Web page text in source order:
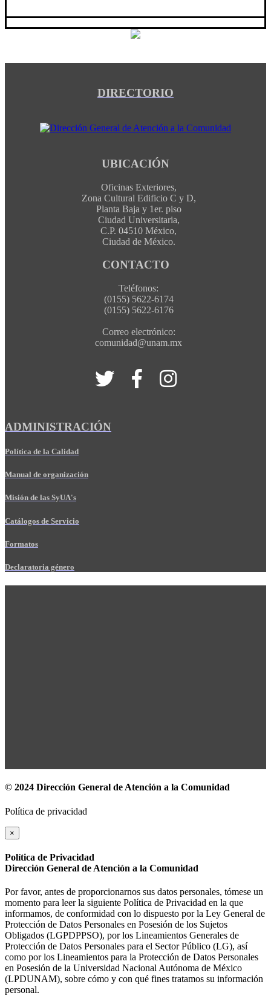
DIRECTORIO
UBICACIÓN
Oficinas Exteriores,
Zona Cultural Edificio C y D,
Planta Baja y 1er. piso
Ciudad Universitaria,
C.P. 04510 México,
Ciudad de México.
CONTACTO
Teléfonos:
(0155) 5622-6174
(0155) 5622-6176
Correo electrónico:
comunidad@unam.mx
ADMINISTRACIÓN
Política de la Calidad
Manual de organización
Misión de las SyUA's
Catálogos de Servicio
Formatos
Declaratoria género
© 2024 Dirección General de Atención a la Comunidad
Política de privacidad
×
Política de Privacidad
Dirección General de Atención a la Comunidad
Por favor, antes de proporcionarnos sus datos personales, tómese un
momento para leer la siguiente Política de Privacidad en la que
informamos, de conformidad con lo dispuesto por la Ley General de
Protección de Datos Personales en Posesión de los Sujetos
Obligados (LGPDPPSO), por los Lineamientos Generales de
Protección de Datos Personales para el Sector Público (LG), así
como por los Lineamientos para la Protección de Datos Personales
en Posesión de la Universidad Nacional Autónoma de México
(LPDUNAM), sobre cómo y con qué fines tratamos su información
personal.